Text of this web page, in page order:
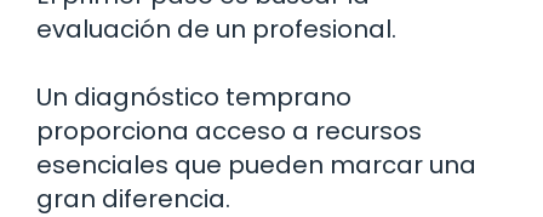
evaluación de un profesional.
Un diagnóstico temprano
proporciona acceso a recursos
esenciales que pueden marcar una
gran diferencia.